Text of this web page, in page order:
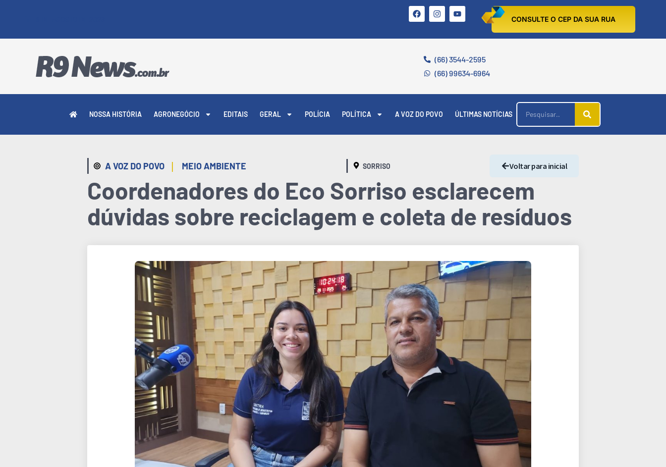
CONSULTE O CEP DA SUA RUA
(66) 3544-2595
(66) 99634-6964
NOSSA HISTÓRIA AGRONEGÓCIO EDITAIS GERAL POLÍCIA POLÍTICA A VOZ DO POVO ÚLTIMAS NOTÍCIAS
A VOZ DO POVO | MEIO AMBIENTE SORRISO Voltar para inicial
Coordenadores do Eco Sorriso esclarecem
dúvidas sobre reciclagem e coleta de resíduos